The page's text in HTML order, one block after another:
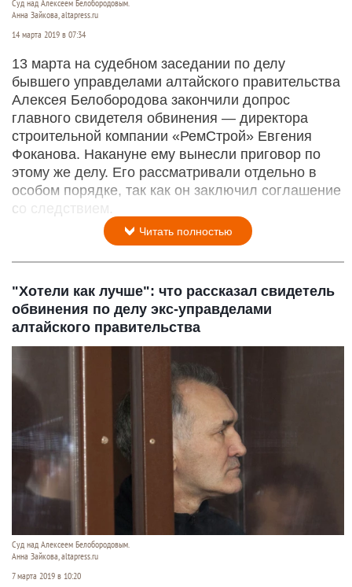
Суд над Алексеем Белобородовым.
Анна Зайкова, altapress.ru
14 марта 2019 в 07:34
13 марта на судебном заседании по делу
бывшего управделами алтайского правительства
Алексея Белобородова закончили допрос
главного свидетеля обвинения — директора
строительной компании «РемСтрой» Евгения
Фоканова. Накануне ему вынесли приговор по
этому же делу. Его рассматривали отдельно в
особом порядке, так как он заключил соглашение
со следствием.
Читать полностью
"Хотели как лучше": что рассказал свидетель
обвинения по делу экс-управделами
алтайского правительства
Суд над Алексеем Белобородовым.
Анна Зайкова, altapress.ru
7 марта 2019 в 10:20